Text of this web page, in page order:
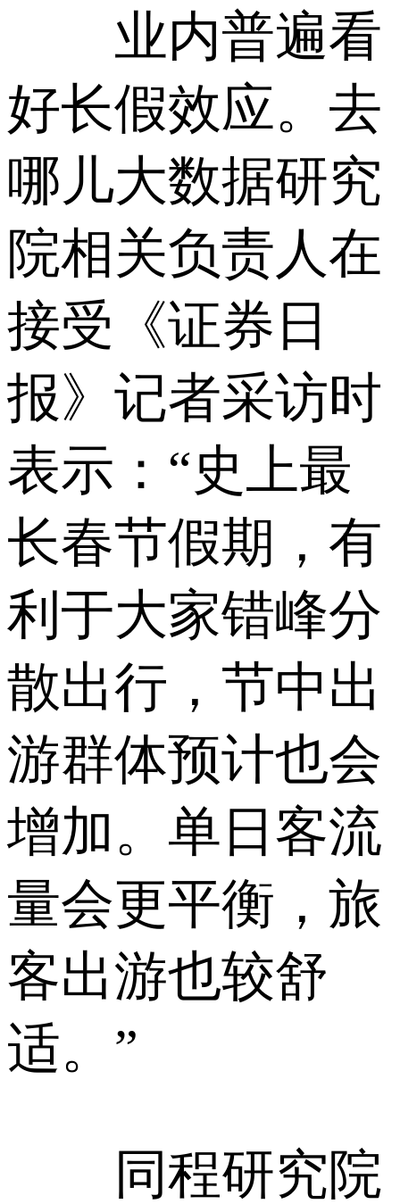
业内普遍看
好长假效应。去
哪儿大数据研究
院相关负责人在
接受《证券日
报》记者采访时
表示：“史上最
长春节假期，有
利于大家错峰分
散出行，节中出
游群体预计也会
增加。单日客流
量会更平衡，旅
客出游也较舒
适。”
同程研究院